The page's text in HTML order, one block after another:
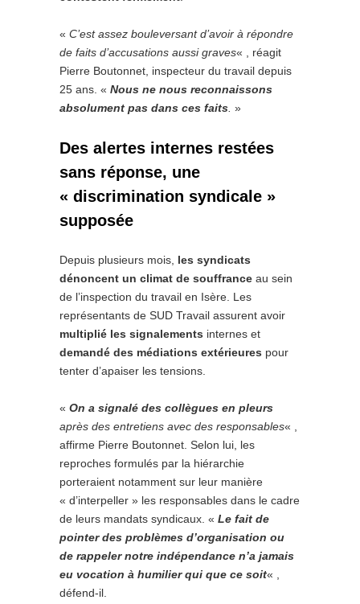
« C’est assez bouleversant d’avoir à répondre
de faits d’accusations aussi graves« , réagit
Pierre Boutonnet, inspecteur du travail depuis
25 ans. « Nous ne nous reconnaissons
absolument pas dans ces faits »
Des alertes internes restées
sans réponse, une
« discrimination syndicale »
supposée
Depuis plusieurs mois, les syndicats
dénoncent un climat de souffrance au sein
de l’inspection du travail en Isère. Les
représentants de SUD Travail assurent avoir
multiplié les signalements internes et
demandé des médiations extérieures pour
tenter d’apaiser les tensions.
« On a signalé des collègues en pleurs
après des entretiens avec des responsables« ,
affirme Pierre Boutonnet. Selon lui, les
reproches formulés par la hiérarchie
porteraient notamment sur leur manière
« d’interpeller » les responsables dans le cadre
de leurs mandats syndicaux. « Le fait de
pointer des problèmes d’organisation ou
de rappeler notre indépendance n’a jamais
eu vocation à humilier qui que ce soit« ,
défend-il.